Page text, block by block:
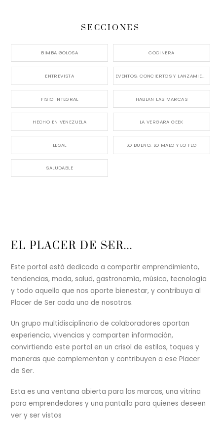
SECCIONES
BIMBA GOLOSA COCINERA
ENTREVISTA EVENTOS, CONCIERTOS Y LANZAMIENTOS
FISIO INTEGRAL HABLAN LAS MARCAS
HECHO EN VENEZUELA LA VERGARA GEEK
LEGAL LO BUENO, LO MALO Y LO FEO
SALUDABLE
Back
Top
EL PLACER DE SER...
Este portal está dedicado a compartir emprendimiento,
tendencias, moda, salud, gastronomía, música, tecnología
y todo aquello que nos aporte bienestar, y contribuya al
Placer de Ser cada uno de nosotros.
Un grupo multidisciplinario de colaboradores aportan
experiencia, vivencias y comparten información,
convirtiendo este portal en un crisol de estilos, toques y
maneras que complementan y contribuyen a ese Placer
de Ser.
Esta es una ventana abierta para las marcas, una vitrina
para emprendedores y una pantalla para quienes deseen
ver y ser vistos